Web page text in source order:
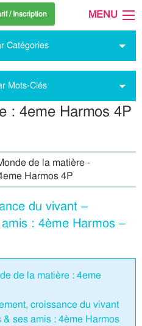
/ Inscription MENU
Catégories
Mots-Clés
: 4eme Harmos 4P
de la matière -
Harmos 4P
du vivant –
: 4ème Harmos –
de la matière : 4eme
croissance du vivant
ses amis : 4ème Harmos